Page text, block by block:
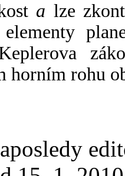
a lze
elementy
horním rohu